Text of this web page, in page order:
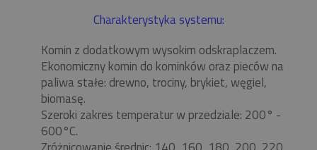
Charakterystyka systemu:
Komin z dodatkowym wysokim odskraplaczem.
Ekonomiczny komin do kominków oraz pieców na
paliwa stałe: drewno, trociny, brykiet, węgiel,
biomasę.
Szeroki zakres temperatur w przedziale: 200° -
600°C.